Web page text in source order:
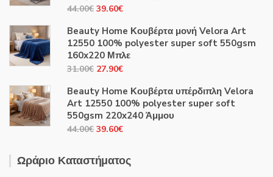
44.00€ Original
was:
44.00€.
39.60€Η
τιμή
είναι:
39.60€.
Beauty Home Κουβέρτα μονή Velora Art
12550 100% polyester super soft 550gsm
160x220 Μπλε
31.00€ Original
was:
31.00€.
27.90€Η
τιμή
είναι:
27.90€.
Beauty Home Κουβέρτα υπέρδιπλη Velora
Art 12550 100% polyester super soft
550gsm 220x240 Άμμου
44.00€ Original
was:
39.60€Η
τιμή
Ωράριο Καταστήματος